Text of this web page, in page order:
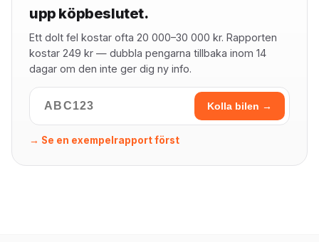
upp köpbeslutet.
Ett dolt fel kostar ofta 20 000–30 000 kr. Rapporten
kostar 249 kr — dubbla pengarna tillbaka inom 14
dagar om den inte ger dig ny info.
Kolla bilen →
→ Se en exempelrapport först